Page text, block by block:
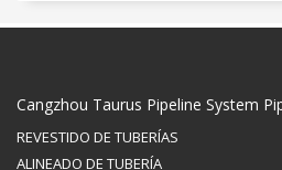
Cangzhou Taurus Pipeline System
REVESTIDO DE TUBERÍAS
ALINEADO DE TUBERÍA